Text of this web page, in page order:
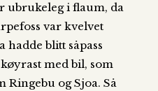
ubrukeleg i flaum, da
var kvelvet
hadde blitt såpass
med bil, som
Ringebu og Sjoa. Så